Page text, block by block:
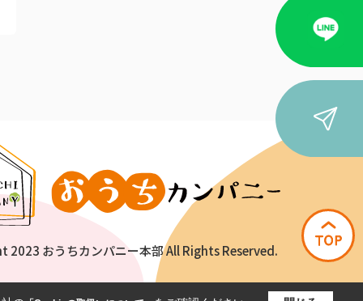
2023 おうちカンパニー本部 All Rights Reserved.